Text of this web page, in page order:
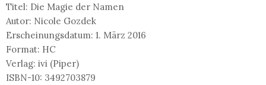
Titel: Die Magie der Namen
Autor: Nicole Gozdek
Erscheinungsdatum: 1. März 2016
Format: HC
Verlag: ivi (Piper)
ISBN-10: 3492703879